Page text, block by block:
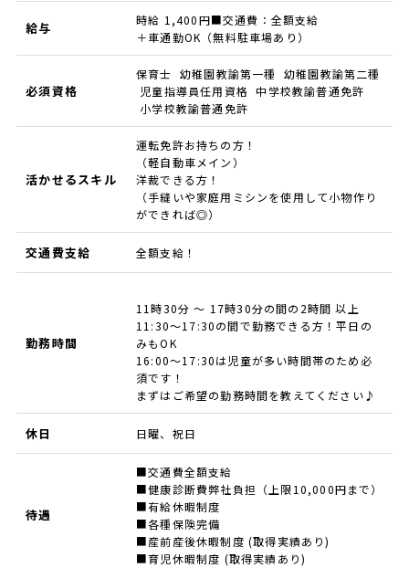
給与
時給 1,400円■交通費：全額支給
＋車通勤OK（無料駐車場あり）
必須資格
保育士 幼稚園教諭第一種 幼稚園教諭第二種
児童指導員任用資格 中学校教諭普通免許
小学校教諭普通免許
活かせるスキル
運転免許お持ちの方！
（軽自動車メイン）
洋裁できる方！
（手縫いや家庭用ミシンを使用して小物作り
ができれば◎）
交通費支給 全額支給！
勤務時間
11時30分 ～ 17時30分の間の2時間 以上
11:30～17:30の間で勤務できる方！平日の
みもOK
16:00～17:30は児童が多い時間帯のため必
須です！
まずはご希望の勤務時間を教えてください♪
休日 日曜、祝日
待遇
■交通費全額支給
■健康診断費弊社負担（上限10,000円まで）
■有給休暇制度
■各種保険完備
■産前産後休暇制度 (取得実績あり)
■育児休暇制度 (取得実績あり)